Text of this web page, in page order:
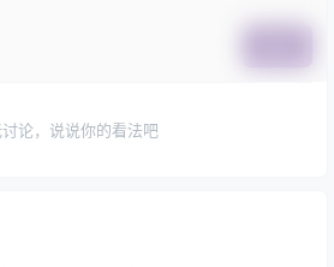
论，说说你的看法吧